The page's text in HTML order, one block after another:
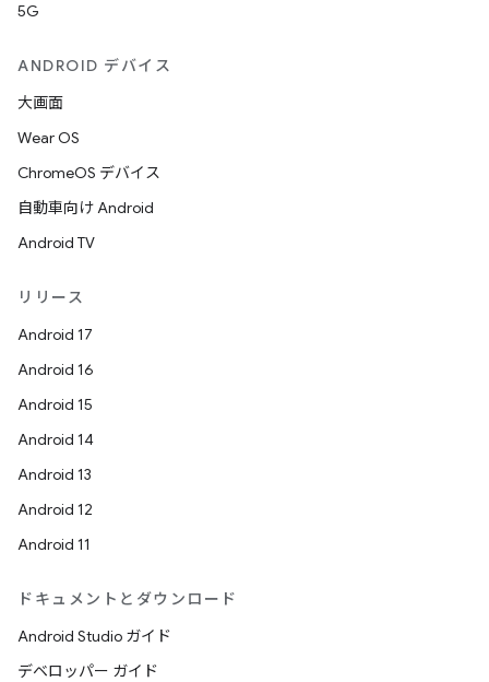
5G
ANDROID デバイス
大画面
Wear OS
ChromeOS デバイス
自動車向け Android
Android TV
リリース
Android 17
Android 16
Android 15
Android 14
Android 13
Android 12
Android 11
ドキュメントとダウンロード
Android Studio ガイド
デベロッパー ガイド